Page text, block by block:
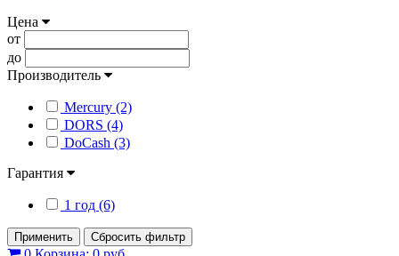
Цена
от
до
Производитель
Mercury (2)
DORS (4)
DoCash (3)
Гарантия
1 год (6)
Применить Сбросить фильтр